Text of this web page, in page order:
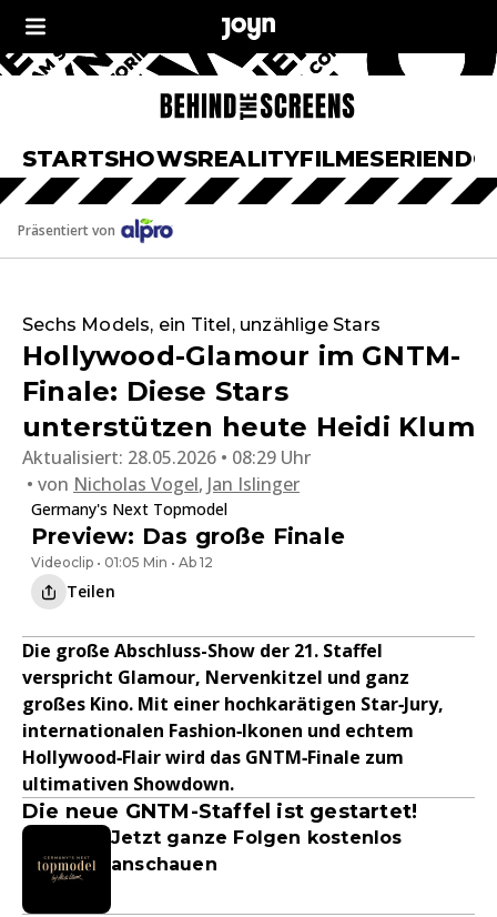
STARTSHOWSREALITYFILMESERIEN
Präsentiert von
Sechs Models, ein Titel, unzählige Stars
Hollywood-Glamour im GNTM-
Finale: Diese Stars
unterstützen heute Heidi Klum
Aktualisiert: 28.05.2026 • 08:29 Uhr
von Nicholas Vogel, Jan Islinger
Germany's Next Topmodel
Preview: Das große Finale
Videoclip • 01:05 Min • Ab 12
Teilen
Die große Abschluss-Show der 21. Staffel
verspricht Glamour, Nervenkitzel und ganz
großes Kino. Mit einer hochkarätigen Star‑Jury,
internationalen Fashion‑Ikonen und echtem
Hollywood‑Flair wird das GNTM‑Finale zum
ultimativen Showdown.
Die neue GNTM-Staffel ist gestartet!
Jetzt ganze Folgen kostenlos
anschauen